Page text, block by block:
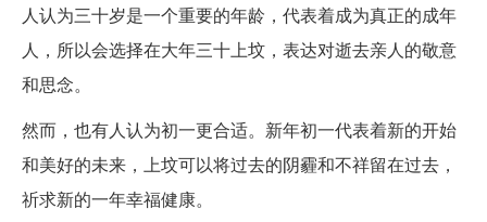
人认为三十岁是一个重要的年龄，代表着成为真正的成年
人，所以会选择在大年三十上坟，表达对逝去亲人的敬意
和思念。
然而，也有人认为初一更合适。新年初一代表着新的开始
和美好的未来，上坟可以将过去的阴霾和不祥留在过去，
祈求新的一年幸福健康。